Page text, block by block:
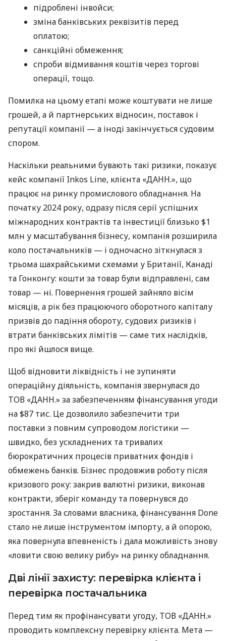
підроблені інвойси;
зміна банківських реквізитів перед
оплатою;
санкційні обмеження;
спроби відмивання коштів через торгові
операції, тощо.
Помилка на цьому етапі може коштувати не лише
грошей, а й партнерських відносин, поставок і
репутації компанії — а іноді закінчується судовим
спором.
Наскільки реальними бувають такі ризики, показує
кейс компанії Inkos Line, клієнта «ДАНН.», що
працює на ринку промислового обладнання. На
початку 2024 року, одразу після серії успішних
міжнародних контрактів та інвестиції близько $1
млн у масштабування бізнесу, компанія розширила
коло постачальників — і одночасно зіткнулася з
трьома шахрайськими схемами у Британії, Канаді
та Гонконгу: кошти за товар були відправлені, сам
товар — ні. Повернення грошей зайняло вісім
місяців, а рік без працюючого оборотного капіталу
призвів до падіння обороту, судових ризиків і
втрати банківських лімітів — саме тих наслідків,
про які йшлося вище.
Щоб відновити ліквідність і не зупиняти
операційну діяльність, компанія звернулася до
ТОВ «ДАНН.» за забезпеченням фінансування угоди
на $87 тис. Це дозволило забезпечити три
поставки з повним супроводом логістики —
швидко, без ускладнених та тривалих
бюрократичних процесів приватних фондів і
обмежень банків. Бізнес продовжив роботу після
кризового року: закрив валютні ризики, виконав
контракти, зберіг команду та повернувся до
зростання. За словами власника, фінансування Done
стало не лише інструментом імпорту, а й опорою,
яка повернула впевненість і дала можливість знову
«ловити свою велику рибу» на ринку обладнання.
Дві лінії захисту: перевірка клієнта і
перевірка постачальника
Перед тим як профінансувати угоду, ТОВ «ДАНН.»
проводить комплексну перевірку клієнта. Мета —